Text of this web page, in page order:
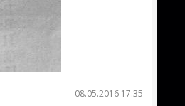
08.05.2016 17:35